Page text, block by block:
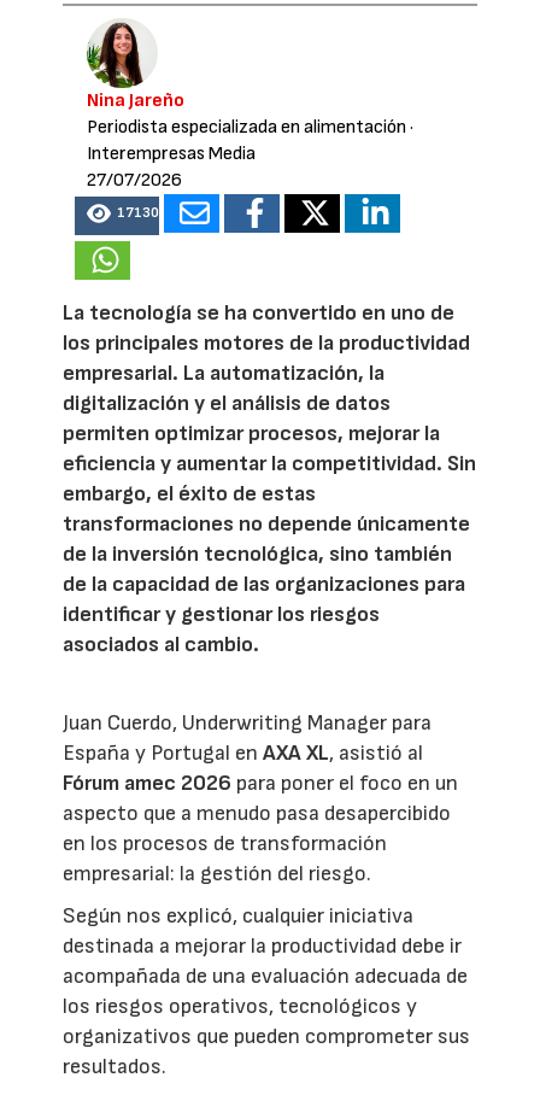
Nina Jareño
Periodista especializada en alimentación ·
Interempresas Media
27/07/2026
17130
La tecnología se ha convertido en uno de
los principales motores de la productividad
empresarial. La automatización, la
digitalización y el análisis de datos
permiten optimizar procesos, mejorar la
eficiencia y aumentar la competitividad. Sin
embargo, el éxito de estas
transformaciones no depende únicamente
de la inversión tecnológica, sino también
de la capacidad de las organizaciones para
identificar y gestionar los riesgos
asociados al cambio.
Juan Cuerdo, Underwriting Manager para
España y Portugal enAXA XL, asistió al
Fórum amec 2026 para poner el foco en un
aspecto que a menudo pasa desapercibido
en los procesos de transformación
empresarial: la gestión del riesgo.
Según nos explicó, cualquier iniciativa
destinada a mejorar la productividad debe ir
acompañada de una evaluación adecuada de
los riesgos operativos, tecnológicos y
organizativos que pueden comprometer sus
resultados.